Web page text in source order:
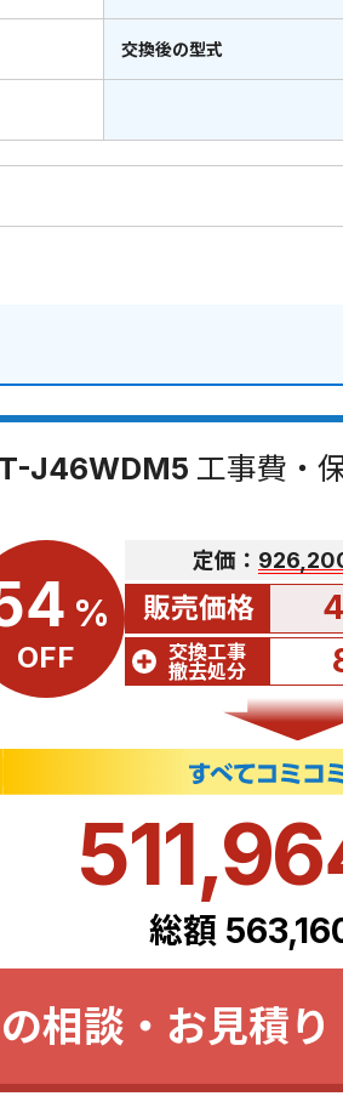
交換後の型式
J46WDM5 工事費・
%
OFF
定価：
販売価格
交換工事
撤去処分
総額
相談・お見積り